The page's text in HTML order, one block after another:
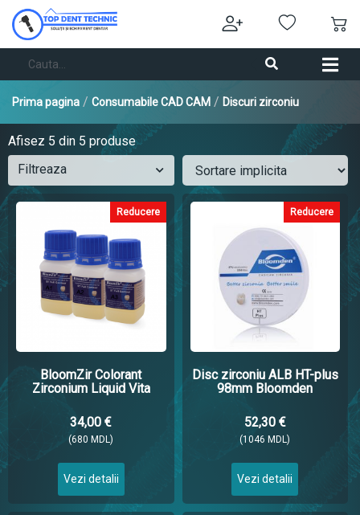
Prima pagina / Consumabile CAD CAM / Discuri zirconiu
Afisez 5 din 5 produse
Filtreaza
Reducere
BloomZir Colorant
Zirconium Liquid Vita
34,00 €
(680 MDL)
Vezi detalii
Reducere
Disc zirconiu ALB HT-plus
98mm Bloomden
52,30 €
(1046 MDL)
Vezi detalii